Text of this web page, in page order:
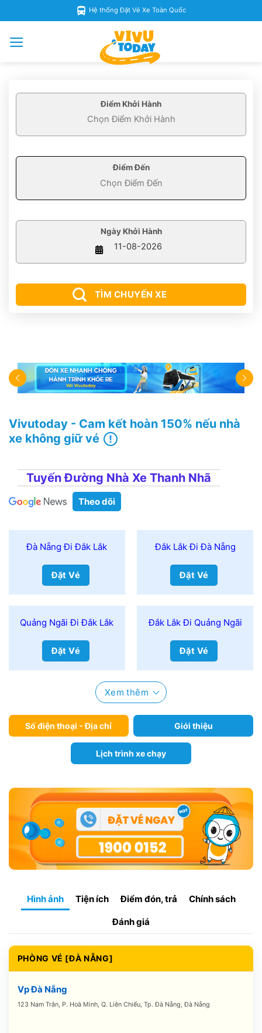
Hệ thống Đặt Vé Xe Toàn Quốc
Điểm Khởi Hành
Điểm Đến
Ngày Khởi Hành
TÌM CHUYẾN XE
Vivutoday - Cam kết hoàn 150% nếu nhà
xe không giữ vé
Tuyến Đường Nhà Xe Thanh Nhã
Theo dõi
Đà Nẵng Đi Đắk Lắk
Đặt Vé
Đắk Lắk Đi Đà Nẵng
Đặt Vé
Quảng Ngãi Đi Đắk Lắk
Đặt Vé
Đắk Lắk Đi Quảng Ngãi
Đặt Vé
Xem thêm
Số điện thoại - Địa chỉ Giới thiệu
Lịch trình xe chạy
Hình ảnh Tiện ích Điểm đón, trả Chính sách
Đánh giá
PHÒNG VÉ [ĐÀ NẴNG]
Vp Đà Nẵng
123 Nam Trân, P. Hoà Minh, Q. Liên Chiểu, Tp. Đà Nẵng, Đà Nẵng